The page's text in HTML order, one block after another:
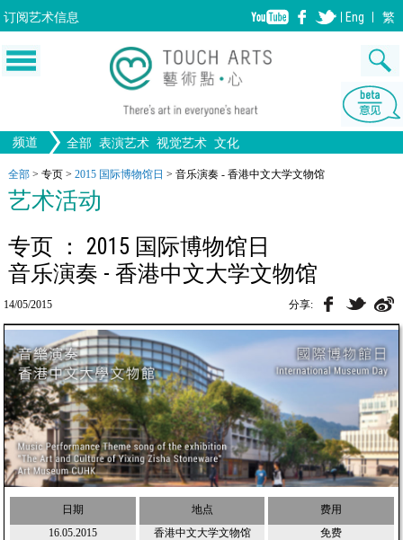
订阅艺术信息 Eng 繁
频道 全部 表演艺术 视觉艺术 文化
音乐 舞蹈
戏剧
歌剧/音乐剧
绘画 画图 版画
设计
工艺
生活 文物 全部文化
全部 > 专页 > 2015 国际博物馆日 > 音乐演奏 - 香港中文大学文物馆
艺术活动
专页 ： 2015 国际博物馆日
音乐演奏 - 香港中文大学文物馆
14/05/2015 分享:
日期
16.05.2015
地点
香港中文大学文物馆
费用
免费